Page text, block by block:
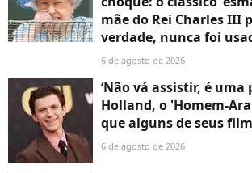
mãe do Rei Charles III
verdade, nunca foi
6 de agosto de 2026
‘Não vá assistir, é uma
Holland, o 'Homem-
que alguns de seus
6 de agosto de 2026